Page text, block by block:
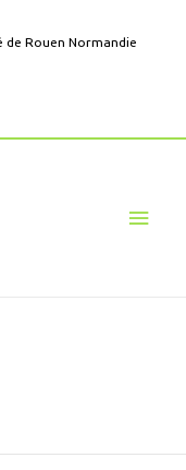
de Rouen Normandie